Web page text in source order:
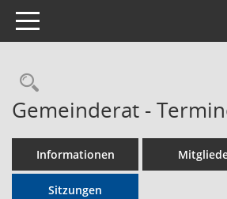
Toggle navigation
Rechercheauswahl
Gemeinderat -
Informationen
Sitzungen